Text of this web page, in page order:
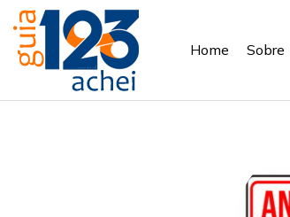
Home Sobre